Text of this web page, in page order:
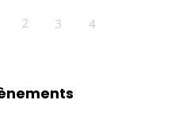
2 3 4